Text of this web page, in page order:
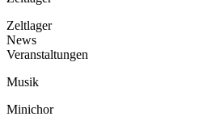
Zeltlager
News
Veranstaltungen
Musik
Minichor